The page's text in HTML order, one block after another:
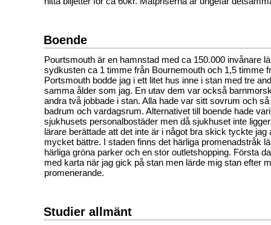
Boende
Pourtsmouth är en hamnstad med ca 150.000 invånare
sydkusten ca 1 timme från Bournemouth och 1,5 timme
Portsmouth bodde jag i ett litet hus inne i stan med tre
samma ålder som jag. En utav dem var också
andra två jobbade i stan. Alla hade var sitt sovrum och
badrum och vardagsrum. Alternativet till boende hade
sjukhusets personalbostäder men då sjukhuset inte
lärare berättade att det inte är i något bra skick tyckte jag
mycket bättre. I staden finns det härliga promenadstråk
härliga gröna parker och en stor outletshopping. Första
med karta när jag gick på stan men lärde mig stan efter
promenerande.
Studier allmänt